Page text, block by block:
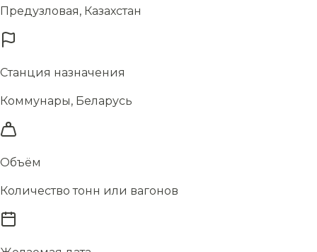
Предузловая, Казахстан
Станция назначения
Коммунары, Беларусь
Объём
Количество тонн или вагонов